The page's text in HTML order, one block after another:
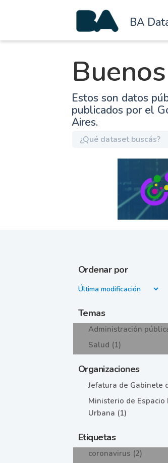
BA
Estos son datos
publicados por el
Aires.
Ordenar por
Temas
Administración
Salud (1)
Organizaciones
Jefatura de Gabinete
Ministerio de
Urbana (1)
Etiquetas
coronavirus (2)